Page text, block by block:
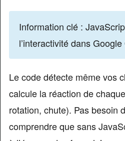
Information clé :
l’interactivité dans Google
Le code détecte même vos
calcule la réaction de
rotation, chute). Pas besoin
comprendre que sans